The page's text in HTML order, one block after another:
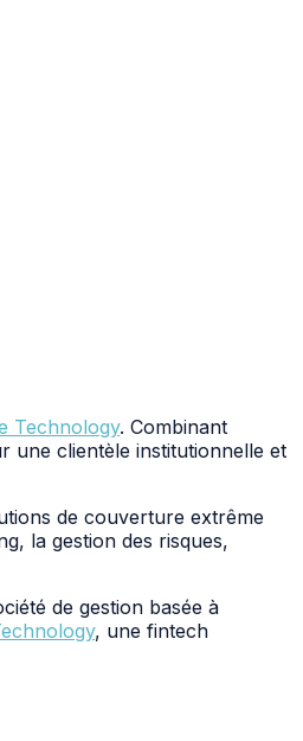
Technology. Combinant
une clientèle institutionnelle et
de couverture extrême
la gestion des risques,
de gestion basée à
, une fintech